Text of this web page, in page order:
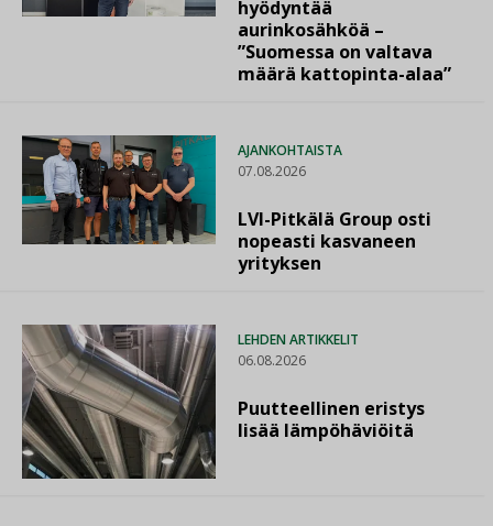
hyödyntää
aurinkosähköä –
”Suomessa on valtava
määrä kattopinta-alaa”
AJANKOHTAISTA
07.08.2026
LVI-Pitkälä Group osti
nopeasti kasvaneen
yrityksen
LEHDEN ARTIKKELIT
06.08.2026
Puutteellinen eristys
lisää lämpöhäviöitä